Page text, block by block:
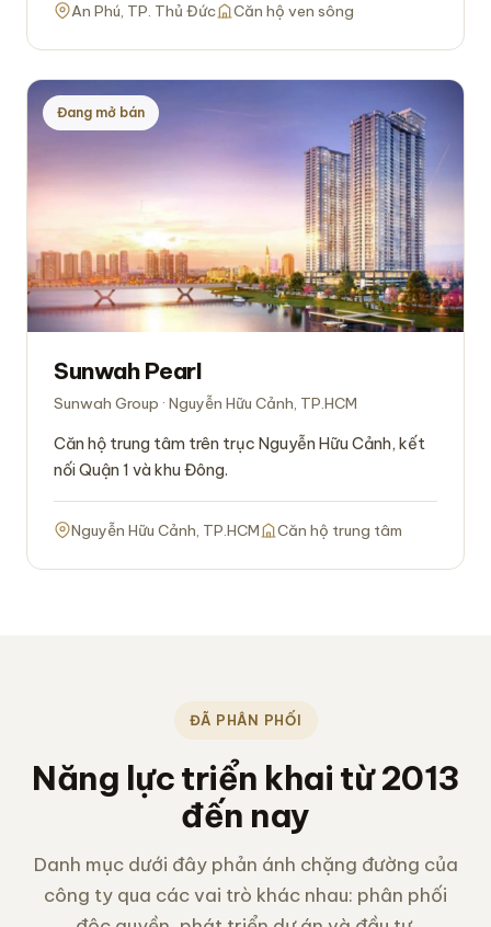
An Phú, TP. Thủ Đức Căn hộ ven sông
Đang mở bán
Sunwah Pearl
Sunwah Group · Nguyễn Hữu Cảnh, TP.HCM
Căn hộ trung tâm trên trục Nguyễn Hữu Cảnh, kết
nối Quận 1 và khu Đông.
Nguyễn Hữu Cảnh, TP.HCM Căn hộ trung tâm
ĐÃ PHÂN PHỐI
Năng lực triển khai từ 2013
đến nay
Danh mục dưới đây phản ánh chặng đường của
công ty qua các vai trò khác nhau: phân phối